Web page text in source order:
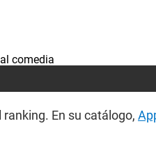
En su catálogo,